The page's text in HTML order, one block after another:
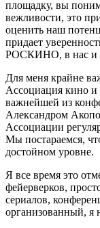
площадку, вы
вежливости, это
оценить наш
придает
РОСКИНО, в нас и
Для меня крайне
Ассоциация кино и
важнейшей из
Александром
Ассоциации
Мы постараемся,
достойном уровне.
Я все время это
фейерверков,
сериалов,
организованный, я